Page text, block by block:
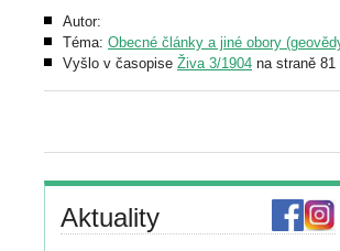
Autor:
Téma: Obecné články a jiné obory
Vyšlo v časopise Živa 3/1904 na straně 81
Aktuality